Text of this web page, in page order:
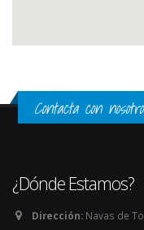
Contacta con
¿Dónde Estamos?
Dirección: Navas de